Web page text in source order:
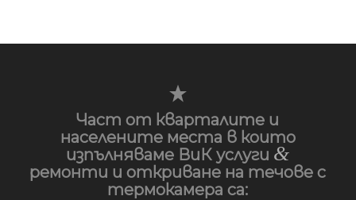
Част от кварталите и
населените места в които
изпълняваме ВиК услуги &
ремонти и откриване на течове с
термокамера са: